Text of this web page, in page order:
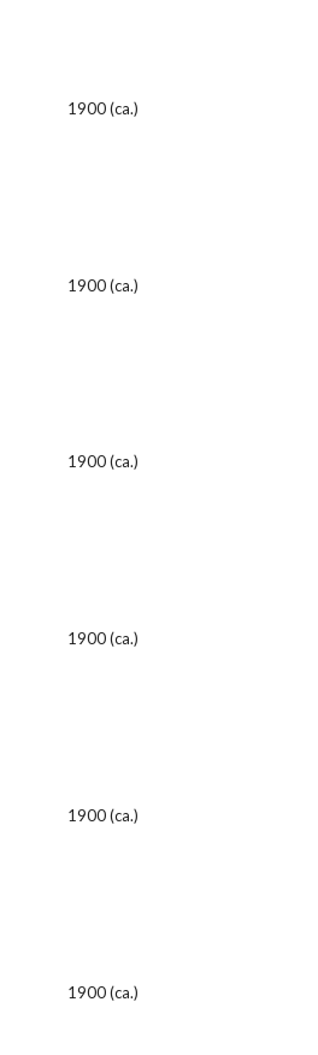
1900 (ca.)
1900 (ca.)
1900 (ca.)
1900 (ca.)
1900 (ca.)
1900 (ca.)